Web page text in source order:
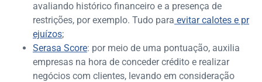
avaliando histórico financeiro e a presença de
restrições, por exemplo. Tudo para evitar calotes e pr
ejuízos;
Serasa Score: por meio de uma pontuação, auxilia
empresas na hora de conceder crédito e realizar
negócios com clientes, levando em consideração